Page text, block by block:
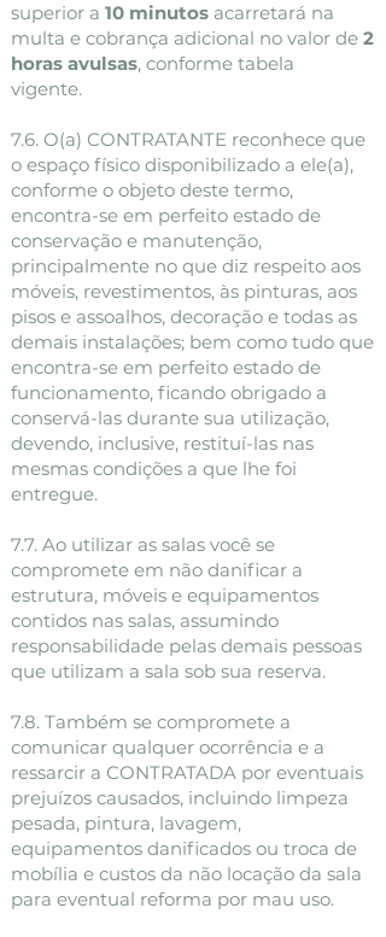
superior a 10 minutos acarretará na
multa e cobrança adicional no valor de 2
horas avulsas, conforme tabela
vigente.
7.6. O(a) CONTRATANTE reconhece que
o espaço físico disponibilizado a ele(a),
conforme o objeto deste termo,
encontra-se em perfeito estado de
conservação e manutenção,
principalmente no que diz respeito aos
móveis, revestimentos, às pinturas, aos
pisos e assoalhos, decoração e todas as
demais instalações; bem como tudo que
encontra-se em perfeito estado de
funcionamento, ficando obrigado a
conservá-las durante sua utilização,
devendo, inclusive, restituí-las nas
mesmas condições a que lhe foi
entregue.
7.7. Ao utilizar as salas você se
compromete em não danificar a
estrutura, móveis e equipamentos
contidos nas salas, assumindo
responsabilidade pelas demais pessoas
que utilizam a sala sob sua reserva.
7.8. Também se compromete a
comunicar qualquer ocorrência e a
ressarcir a CONTRATADA por eventuais
prejuízos causados, incluindo limpeza
pesada, pintura, lavagem,
equipamentos danificados ou troca de
mobília e custos da não locação da sala
para eventual reforma por mau uso.